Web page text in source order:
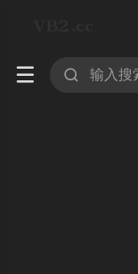
 